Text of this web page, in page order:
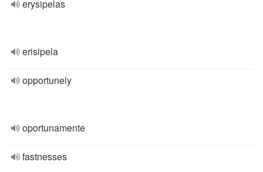
erysipelas
erisipela
opportunely
oportunamente
fastnesses